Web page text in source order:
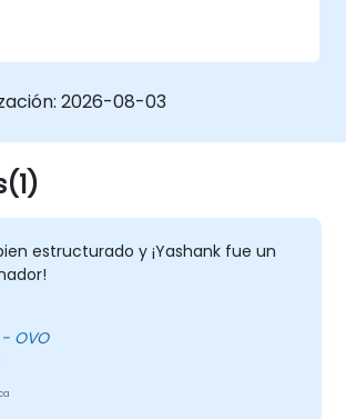
2026-08-03
estructurado y ¡Yashank fue un
OVO